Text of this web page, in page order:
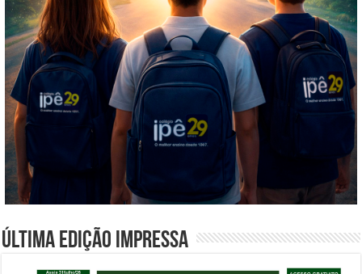
Última edição impressa